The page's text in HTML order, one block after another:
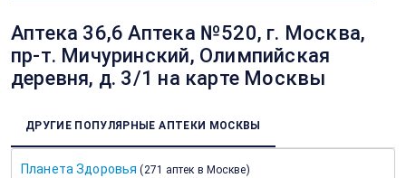
Аптека 36,6 Аптека №520, г. Москва,
пр-т. Мичуринский, Олимпийская
деревня, д. 3/1 на карте Москвы
ДРУГИЕ ПОПУЛЯРНЫЕ АПТЕКИ МОСКВЫ
Планета Здоровья (271 аптек в Москве)